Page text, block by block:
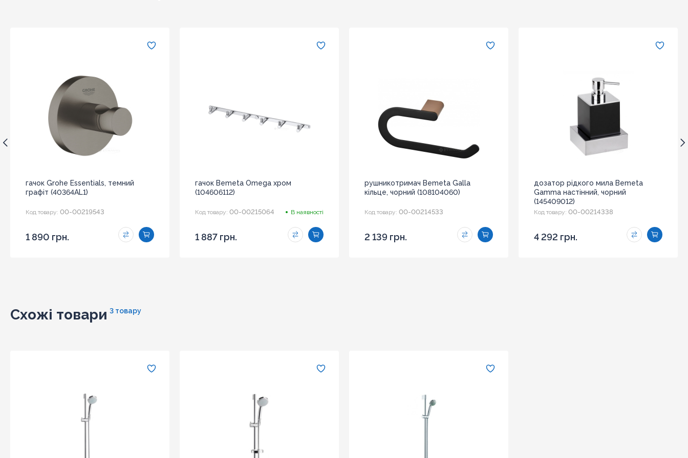
гачок Grohe Essentials, темний
графіт (40364AL1)
Код товару: 00-00219543
1 890 грн.
гачок Bemeta Omega хром
(104606112)
Код товару: 00-00215064 В наявності
1 887 грн.
рушникотримач Bemeta Galla
кільце, чорний (108104060)
Код товару: 00-00214533
2 139 грн.
дозатор рідкого мила Bemeta
Gamma настінний, чорний
(145409012)
Код товару: 00-00214338
4 292 грн.
Схожі товари 3 товару